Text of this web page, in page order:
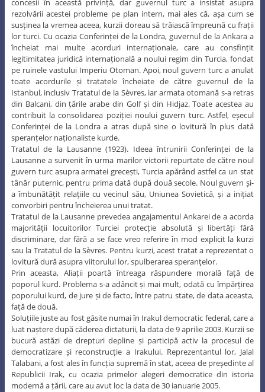
concesii în această privință, dar guvernul turc a insistat asupra
rezolvării acestei probleme pe plan intern, mai ales că, așa cum se
susținea la vremea aceea, kurzii doreau să trăiască împreună cu frații
lor turci. Cu ocazia Conferinței de la Londra, guvernul de la Ankara a
încheiat mai multe acorduri internaționale, care au consfințit
legitimitatea juridică internațională a noului regim din Turcia, fondat
pe ruinele vastului Imperiu Otoman. Apoi, noul guvern turc a anulat
toate acordurile și tratatele încheiate de către guvernul de la
Istanbul, inclusiv Tratatul de la Sèvres, iar armata otomană s-a retras
din Balcani, din țările arabe din Golf și din Hidjaz. Toate acestea au
contribuit la consolidarea poziției noului guvern turc. Astfel, eșecul
Conferinței de la Londra a atras după sine o lovitură în plus dată
speranțelor naționaliste kurde.
Tratatul de la Lausanne (1923). Ideea întrunirii Conferinței de la
Lausanne a survenit în urma marilor victorii repurtate de către noul
guvern turc asupra armatei grecești, Turcia apărând astfel ca un stat
tânăr puternic, pentru prima dată după două secole. Noul guvern și-
a îmbunătățit relațiile cu vecinul său, Uniunea Sovietică, și a inițiat
convorbiri pentru încheierea unui tratat.
Tratatul de la Lausanne prevedea angajamentul Ankarei de a acorda
majorității locuitorilor Turciei protecție absolută și libertăți fără
discriminare, dar fără a se face vreo referire în mod explicit la kurzi
sau la Tratatul de la Sèvres. Pentru kurzi, acest tratat a reprezentat o
lovitură dură asupra viitorului lor, spulberarea speranţelor.
Prin aceasta, Aliații poartă întreaga răspundere morală față de
poporul kurd. Problema s-a adâncit și mai mult, odată cu împărțirea
poporului kurd, de jure și de facto, între patru state, de data aceasta,
față de două.
Soluțiile juste au fost găsite numai în Irakul democratic federal, care a
luat naștere după căderea dictaturii, la data de 9 aprilie 2003. Kurzii se
bucură astăzi de drepturi depline și participă activ la procesul de
democratizare și reconstrucție a Irakului. Reprezentantul lor, Jalal
Talabani, a fost ales în funcția supremă în stat, aceea de președinte al
Republicii Irak, cu ocazia primelor alegeri democratice din istoria
modernă a țării, care au avut loc la data de 30 ianuarie 2005.